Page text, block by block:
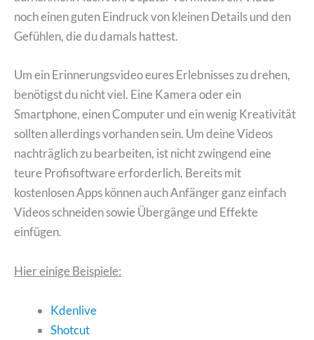
noch einen guten Eindruck von kleinen Details und den
Gefühlen, die du damals hattest.
Um ein Erinnerungsvideo eures Erlebnisses zu drehen,
benötigst du nicht viel. Eine Kamera oder ein
Smartphone, einen Computer und ein wenig Kreativität
sollten allerdings vorhanden sein. Um deine Videos
nachträglich zu bearbeiten, ist nicht zwingend eine
teure Profisoftware erforderlich. Bereits mit
kostenlosen Apps können auch Anfänger ganz einfach
Videos schneiden sowie Übergänge und Effekte
einfügen.
Hier einige Beispiele:
Kdenlive
Shotcut